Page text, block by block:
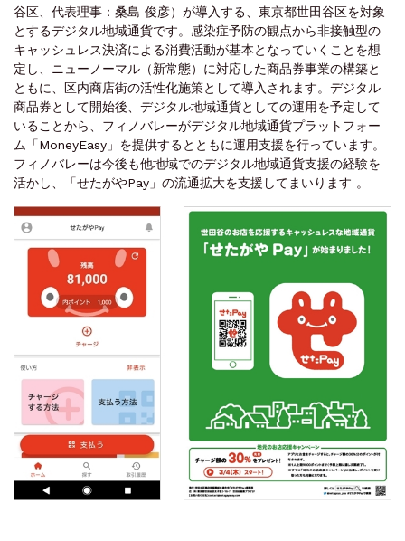
谷区、代表理事：桑島 俊彦）が導入する、東京都世田谷区を対象
とするデジタル地域通貨です。感染症予防の観点から非接触型の
キャッシュレス決済による消費活動が基本となっていくことを想
定し、ニューノーマル（新常態）に対応した商品券事業の構築と
ともに、区内商店街の活性化施策として導入されます。デジタル
商品券として開始後、デジタル地域通貨としての運用を予定して
いることから、フィノバレーがデジタル地域通貨プラットフォー
ム「MoneyEasy」を提供するとともに運用支援を行っています。
フィノバレーは今後も他地域でのデジタル地域通貨支援の経験を
活かし、「せたがやPay」の流通拡大を支援してまいります 。